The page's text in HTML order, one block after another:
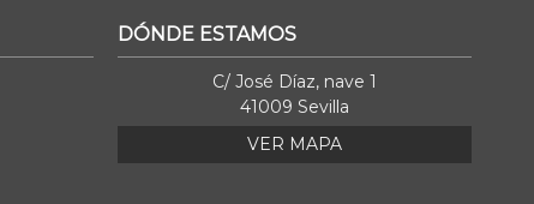
DÓNDE ESTAMOS
C/ José Díaz, nave 1
41009 Sevilla
VER MAPA